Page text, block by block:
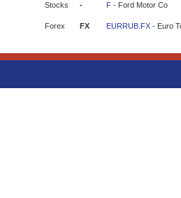
Stocks - F - Ford Motor Co
Forex FX EURRUB.FX - Euro